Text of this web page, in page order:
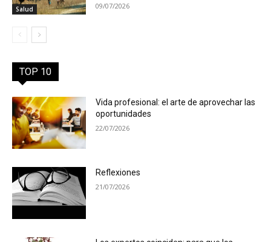
Salud 09/07/2026
TOP 10
Vida profesional: el arte de aprovechar las
oportunidades
22/07/2026
Reflexiones
21/07/2026